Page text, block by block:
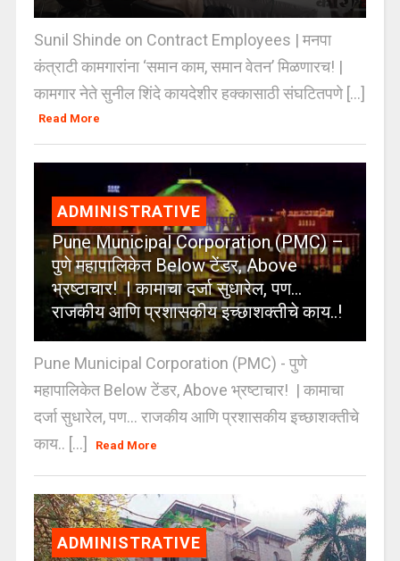
Sunil Shinde on Contract Employees | मनपा
कंत्राटी कामगारांना ‘समान काम, समान वेतन’ मिळणारच! |
कामगार नेते सुनील शिंदे कायदेशीर हक्कासाठी संघटितपणे [...]
Read More
ADMINISTRATIVE
Pune Municipal Corporation (PMC) –
पुणे महापालिकेत Below टेंडर, Above
भ्रष्टाचार! | कामाचा दर्जा सुधारेल, पण…
राजकीय आणि प्रशासकीय इच्छाशक्तीचे काय..!
Pune Municipal Corporation (PMC) - पुणे
महापालिकेत Below टेंडर, Above भ्रष्टाचार! | कामाचा
दर्जा सुधारेल, पण… राजकीय आणि प्रशासकीय इच्छाशक्तीचे
काय.. [...]
Read More
ADMINISTRATIVE